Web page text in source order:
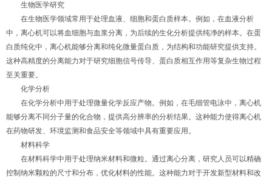
生物医学研究
在生物医学领域常用于处理血液、细胞和蛋白质样本。例如，在血液分析
中，离心机可以将血细胞与血浆分离，为后续的生化分析提供纯净的样本。在蛋
白质纯化中，离心机能够分离和纯化微量蛋白质，为结构和功能研究提供支持。
这种高精度的分离能力对于研究细胞信号传导、蛋白质相互作用等复杂生物过程
至关重要。
化学分析
在化学分析中用于处理微量化学反应产物。例如，在毛细管电泳中，离心机
能够分离不同分子量的化合物，提供高分辨率的分析结果。这种能力使得离心机
在药物研发、环境监测和食品安全等领域中具有重要应用。
材料科学
在材料科学中用于处理纳米材料和微粒。通过离心分离，研究人员可以精确
控制纳米颗粒的尺寸和分布，优化材料的性能。这种能力对于开发新型材料和改